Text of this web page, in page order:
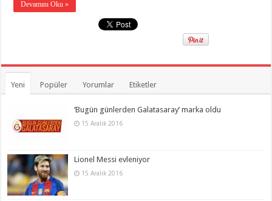
Devamını Oku »
Yeni Popüler Yorumlar Etiketler
‘Bugün günlerden Galatasaray’ marka oldu
15 Aralık 2016
Lionel Messi evleniyor
15 Aralık 2016